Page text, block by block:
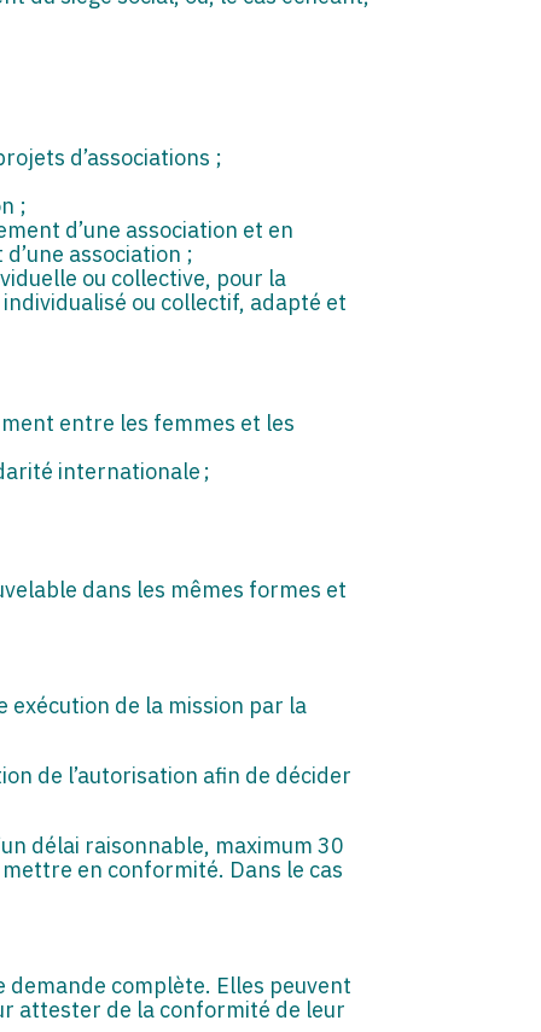
d’associations ;
;
d’une association et en
association ;
ou collective, pour la
ou collectif, adapté et
entre les femmes et les
internationale ;
dans les mêmes formes et
de la mission par la
de l’autorisation afin de décider
délai raisonnable, maximum 30
en conformité. Dans le cas
complète. Elles peuvent
attester de la conformité de leur